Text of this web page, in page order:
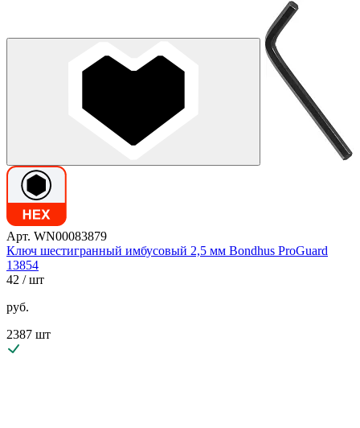
Арт. WN00083879
Ключ шестигранный имбусовый 2,5 мм Bondhus ProGuard
13854
42 / шт
руб.
2387 шт